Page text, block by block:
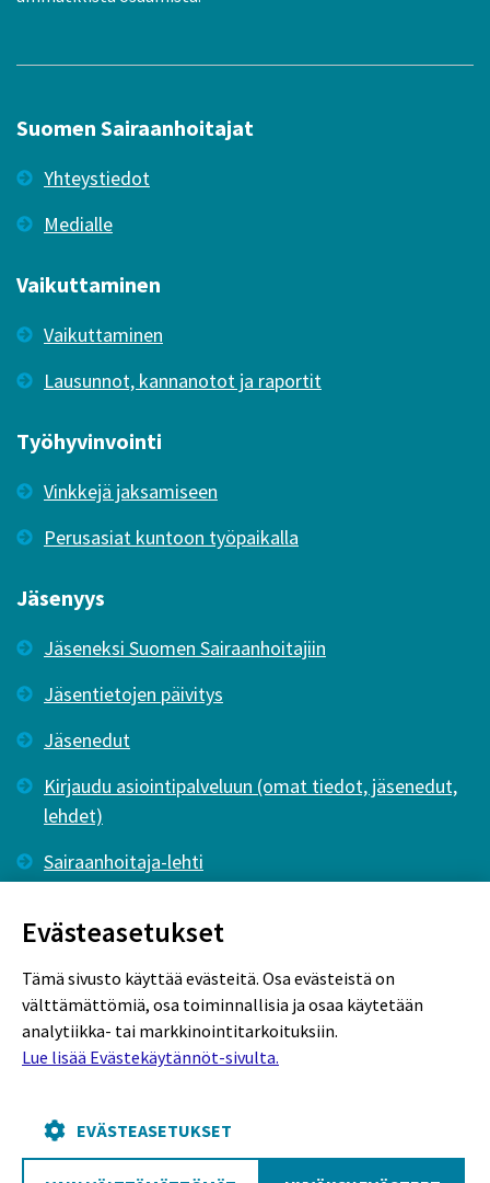
Suomen Sairaanhoitajat
Yhteystiedot
Medialle
Vaikuttaminen
Vaikuttaminen
Lausunnot, kannanotot ja raportit
Työhyvinvointi
Vinkkejä jaksamiseen
Perusasiat kuntoon työpaikalla
Jäsenyys
Jäseneksi Suomen Sairaanhoitajiin
Jäsentietojen päivitys
Jäsenedut
Kirjaudu asiointipalveluun (omat tiedot, jäsenedut,
lehdet)
Sairaanhoitaja-lehti
Evästekäytännöt
Evästeasetukset
Tämä sivusto käyttää evästeitä. Osa evästeistä on
välttämättömiä, osa toiminnallisia ja osaa käytetään
analytiikka- tai markkinointitarkoituksiin.
Lue lisää Evästekäytännöt-sivulta.
EVÄSTEASETUKSET